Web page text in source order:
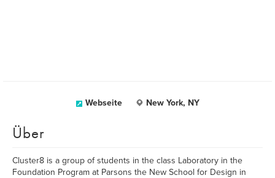
Webseite New York, NY
Über
Cluster8 is a group of students in the class Laboratory in the
Foundation Program at Parsons the New School for Design in